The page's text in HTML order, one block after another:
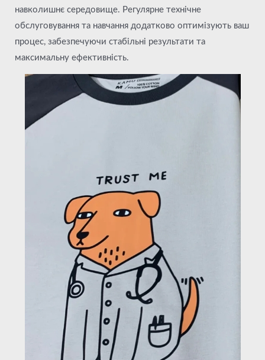
навколишнє середовище. Регулярне технічне
обслуговування та навчання додатково оптимізують ваш
процес, забезпечуючи стабільні результати та
максимальну ефективність.